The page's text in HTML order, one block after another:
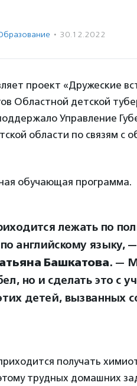
· 30.12.2022
проект «Дружеские
Областной детской
Управление
области по связям с
обучающая программа.
лежать по
английскому языку,
Башкатова. —
но и сделать это с
детей, вызванных
получать
трудных домашних